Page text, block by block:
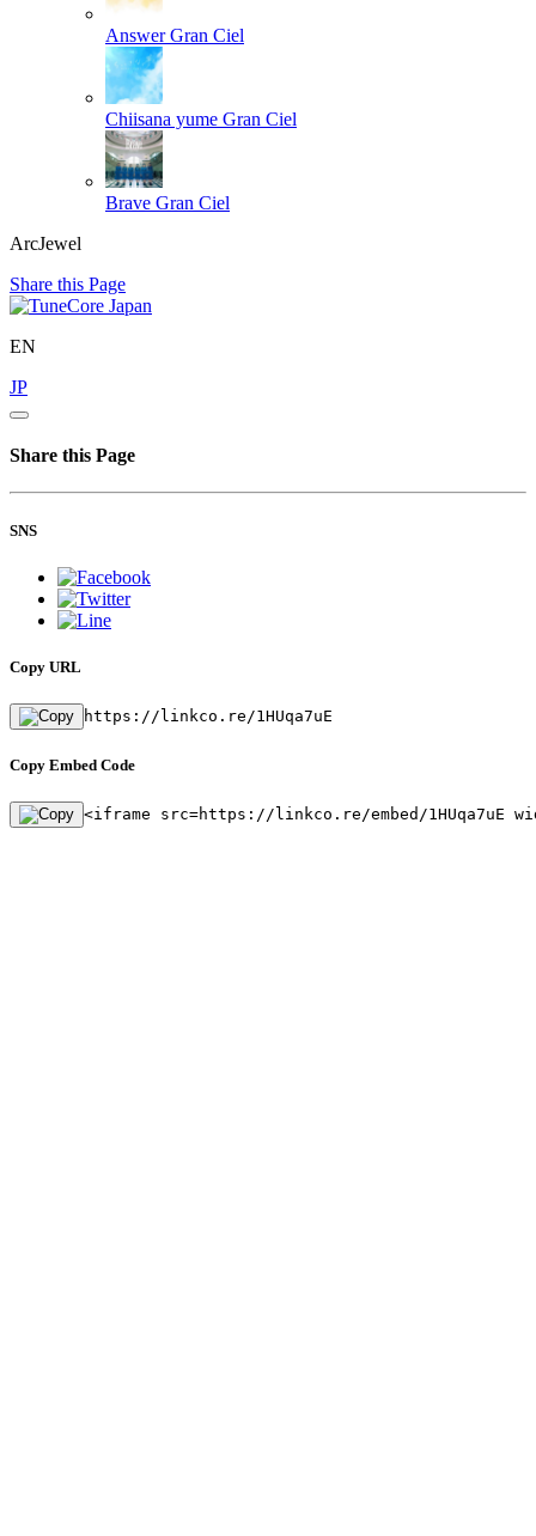
Answer Gran Ciel
Chiisana yume Gran Ciel
Brave Gran Ciel
ArcJewel
Share this Page
EN
JP
Share this Page
SNS
Copy URL
https://linkco.re/1HUqa7uE
Copy Embed Code
<iframe src=https://linkco.re/embed/1HUqa7uE